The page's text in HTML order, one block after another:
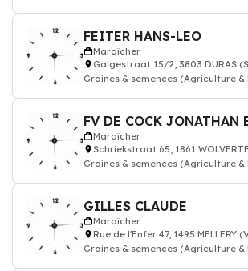
FEITER HANS-LEO
Maraîcher
Galgestraat 15/2, 3803 DURAS
Graines & semences (Agriculture
Maraîcher
Schriekstraat 65, 1861
Graines & semences (Agriculture
GILLES CLAUDE
Maraîcher
Rue de l'Enfer 47, 1495 MELLERY
Graines & semences (Agriculture